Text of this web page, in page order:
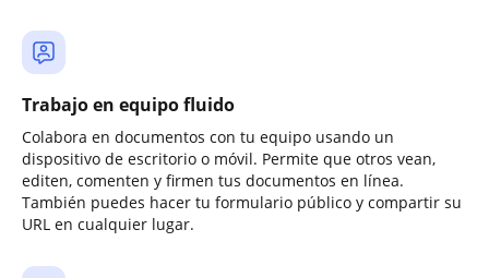
Trabajo en equipo fluido
Colabora en documentos con tu equipo usando un
dispositivo de escritorio o móvil. Permite que otros vean,
editen, comenten y firmen tus documentos en línea.
También puedes hacer tu formulario público y compartir su
URL en cualquier lugar.